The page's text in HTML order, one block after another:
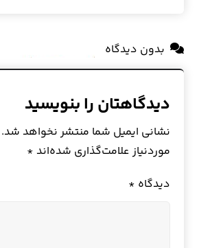
بدون دیدگاه
دیدگاهتان را بنویسید
نشانی ایمیل شما منتشر نخواهد شد.
موردنیاز علامت‌گذاری شده‌اند *
دیدگاه *